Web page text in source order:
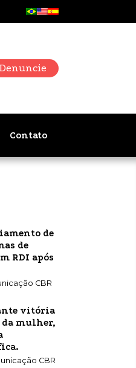
Denuncie
Contato
de
de
RDI após
CBR
vitória
da mulher,
CBR